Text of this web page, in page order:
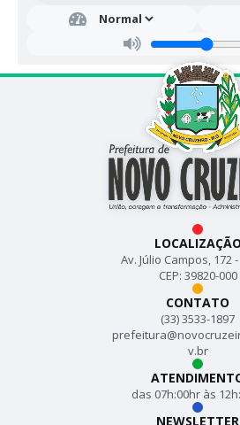
LOCALIZAÇÃO
Av. Júlio Campos, 172
CEP: 39820-000
CONTATO
(33) 3533-1897
v.br
das 07h:00hr às
NEWSLETTER